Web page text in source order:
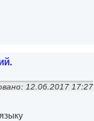
12.06.2017 17:27